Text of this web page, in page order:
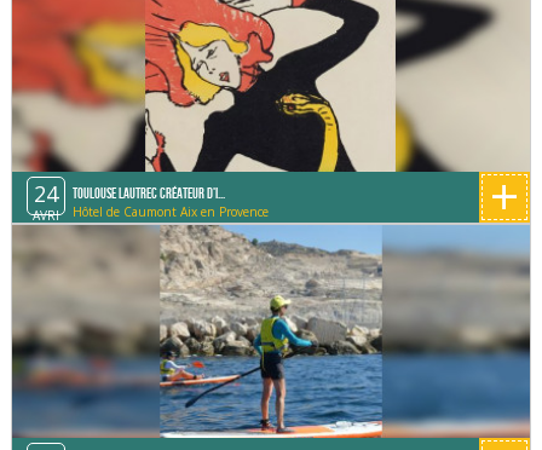
24
AVRI
Toulouse Lautrec créateur d'i...
Hôtel de Caumont Aix en Provence +